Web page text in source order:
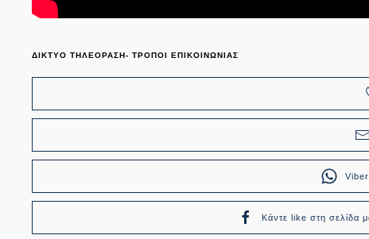
ΔΙΚΤΥΟ ΤΗΛΕΟΡΑΣΗ- ΤΡΟΠΟΙ ΕΠΙΚΟΙΝΩΝΙΑΣ
Κάντε like στη σελίδα